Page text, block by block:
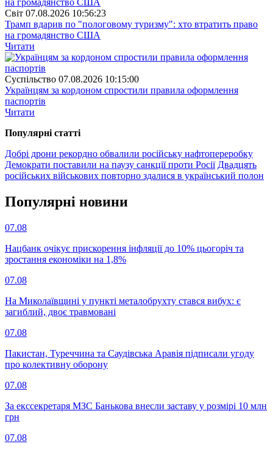
Свiт 07.08.2026 10:56:23
Трамп вдарив по "пологовому туризму": хто втратить право
на громадянство США
Читати
Суспiльство 07.08.2026 10:15:00
Українцям за кордоном спростили правила оформлення
паспортів
Читати
Популярнi статтi
Добрі дрони рекордно обвалили російську нафтопереробку
Демократи поставили на паузу санкції проти Росії Двадцять
російських військових повторно здалися в український полон
Популярнi новини
07.08
Нацбанк очікує прискорення інфляції до 10% цьогоріч та
зростання економіки на 1,8%
07.08
На Миколаївщині у пункті металобрухту стався вибух: є
загиблий, двоє травмовані
07.08
Пакистан, Туреччина та Саудівська Аравія підписали угоду
про колективну оборону
07.08
За екссекретаря МЗС Банькова внесли заставу у розмірі 10 млн
грн
07.08